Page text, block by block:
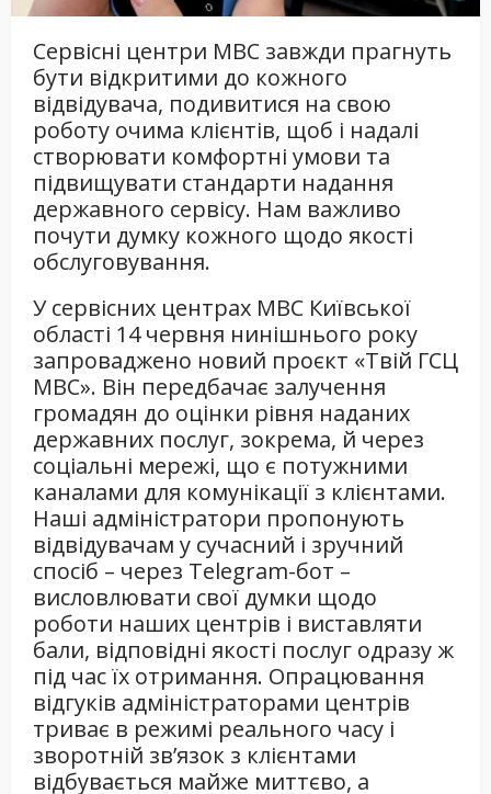
Сервісні центри МВС завжди прагнуть
бути відкритими до кожного
відвідувача, подивитися на свою
роботу очима клієнтів, щоб і надалі
створювати комфортні умови та
підвищувати стандарти надання
державного сервісу. Нам важливо
почути думку кожного щодо якості
обслуговування.
У сервісних центрах МВС Київської
області 14 червня нинішнього року
запроваджено новий проєкт «Твій ГСЦ
МВС». Він передбачає залучення
громадян до оцінки рівня наданих
державних послуг, зокрема, й через
соціальні мережі, що є потужними
каналами для комунікації з клієнтами.
Наші адміністратори пропонують
відвідувачам у сучасний і зручний
спосіб – через Telegram-бот –
висловлювати свої думки щодо
роботи наших центрів і виставляти
бали, відповідні якості послуг одразу ж
під час їх отримання. Опрацювання
відгуків адміністраторами центрів
триває в режимі реального часу і
зворотній зв’язок з клієнтами
відбувається майже миттєво, а